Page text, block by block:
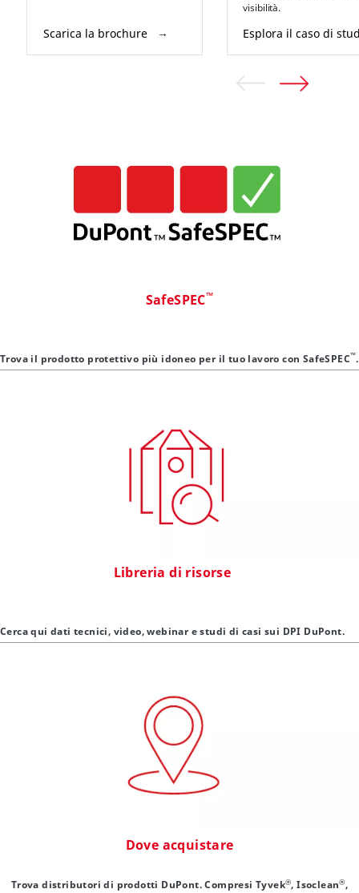
Scarica la brochure
visibilità.
Esplora il caso di
SafeSPEC™
Trova il prodotto protettivo più idoneo per il tuo lavoro con SafeSPEC™.
Libreria di risorse
Cerca qui dati tecnici, video, webinar e studi di casi sui DPI DuPont.
Dove acquistare
Trova distributori di prodotti DuPont. Compresi Tyvek®, Isoclean®,